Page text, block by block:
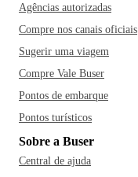
Agências autorizadas
Compre nos canais oficiais
Sugerir uma viagem
Compre Vale Buser
Pontos de embarque
Pontos turísticos
Sobre a Buser
Central de ajuda